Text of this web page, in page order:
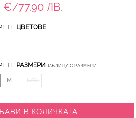
€/77.90 ЛВ.
ЦВЕТОВЕ
РАЗМЕРИ ТАБЛИЦА С РАЗМЕРИ
M L/XL
В КОЛИЧКАТА